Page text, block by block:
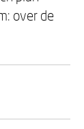
over de